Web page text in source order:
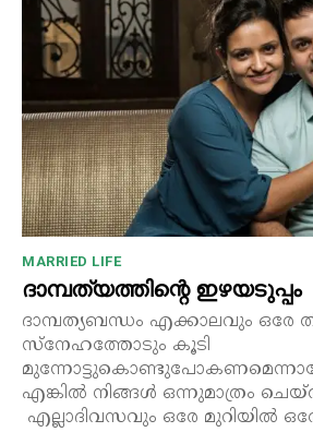
MARRIED LIFE
ദാമ്പത്യത്തിന്റെ ഇഴയടുപ്പം
ദാമ്പത്യബന്ധം എക്കാലവും ഒരേ
സ്നേഹത്തോടും കൂടി
എങ്കിൽ നിങ്ങൾ ഒന്നുമാത്രം
എല്ലാദിവസവും ഒരേ മുറിയിൽ ഒരേ